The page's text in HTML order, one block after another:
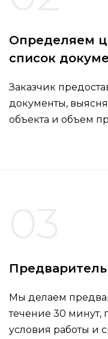
Определяем
список
Заказчик
документы,
объекта и объем
Мы делаем
течение 30 минут,
условия работы и